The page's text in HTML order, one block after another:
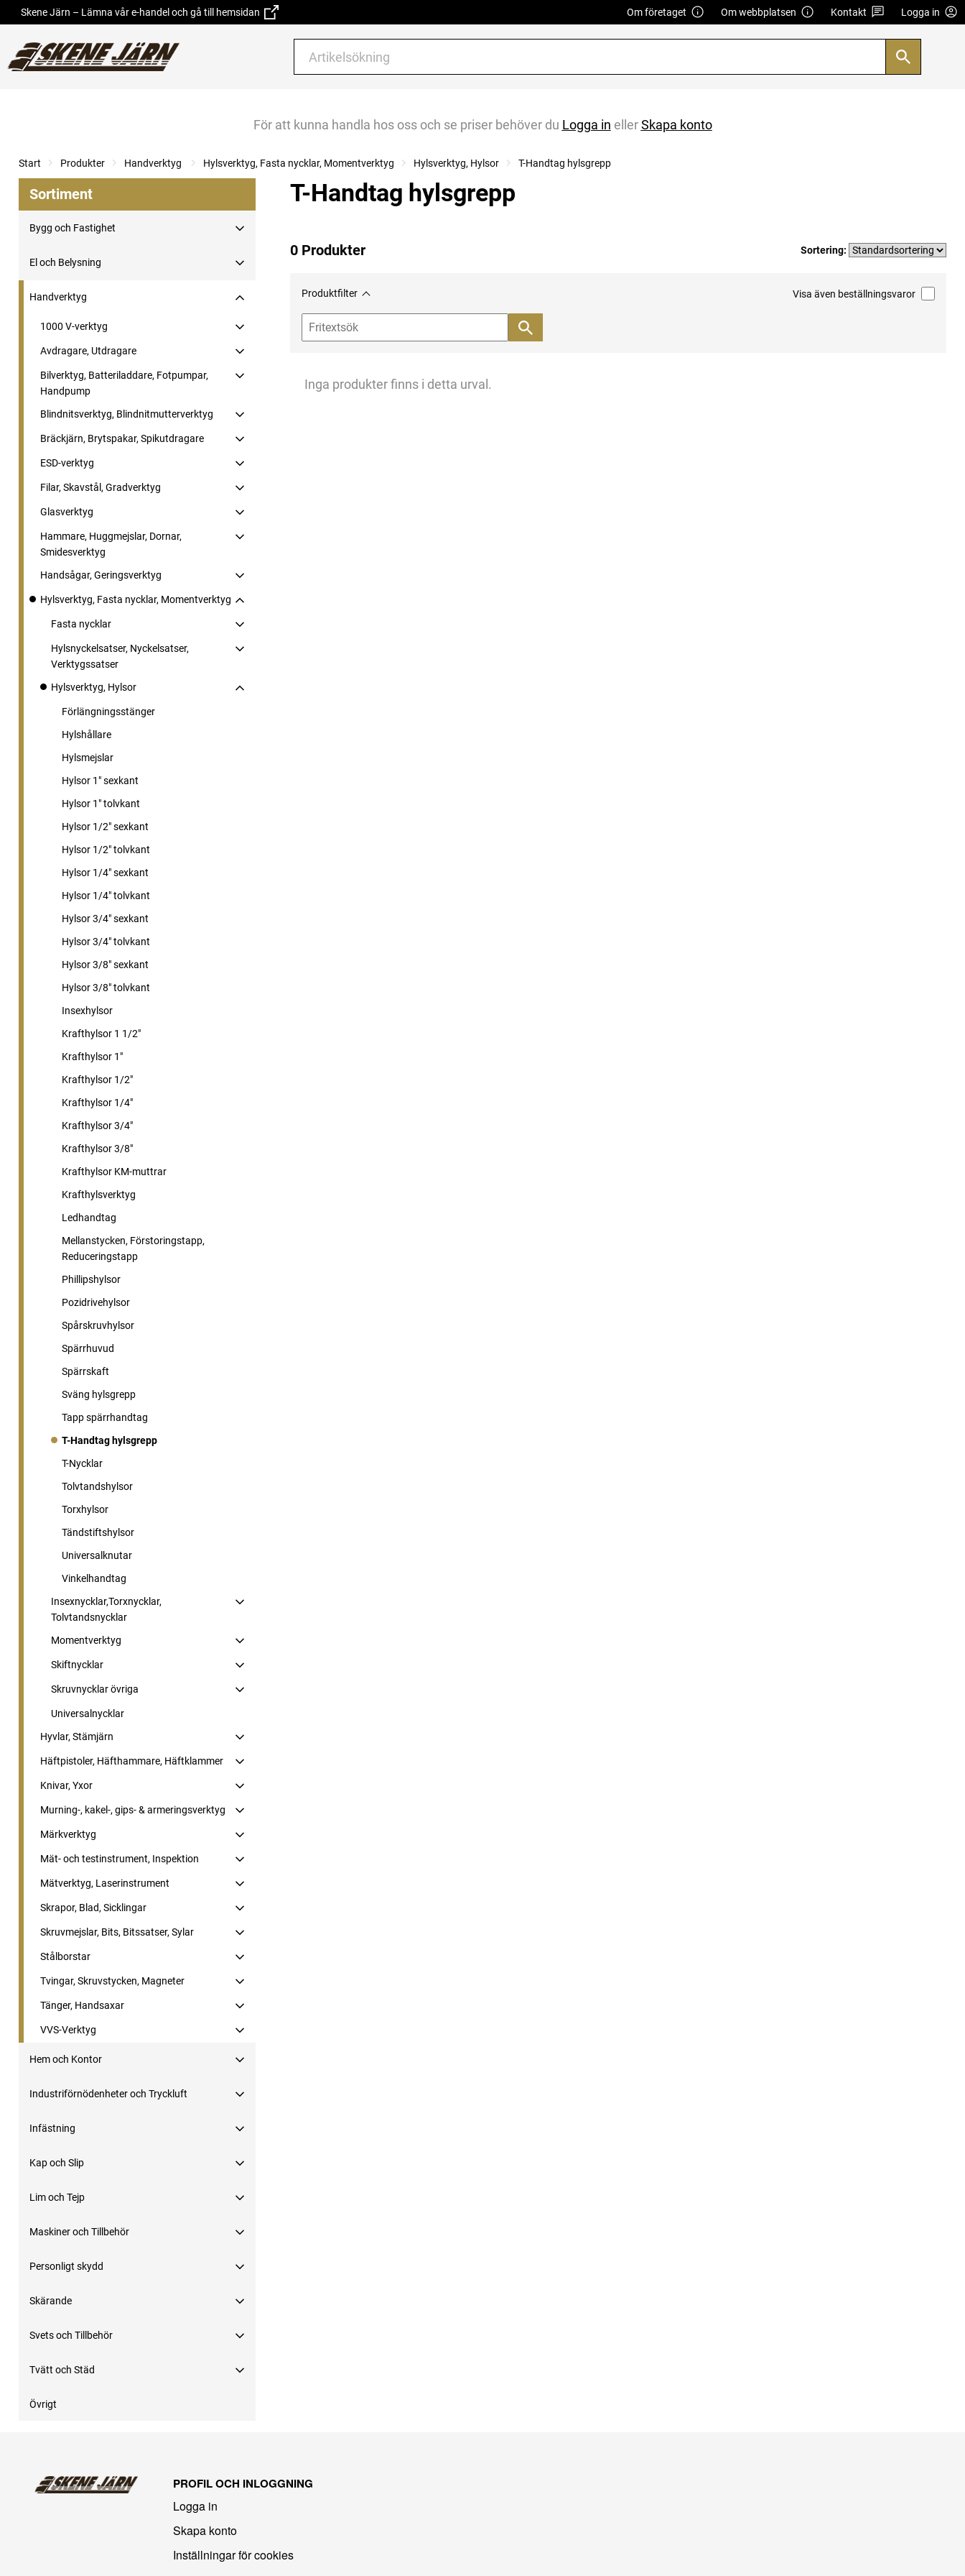
Skene Järn – Lämna vår e-handel och gå till hemsidan Om företaget Om webbplatsen Kontakt Logga in
För att kunna handla hos oss och se priser behöver du Logga in ellerSkapa konto
Start Produkter Handverktyg Hylsverktyg, Fasta nycklar, Momentverktyg Hylsverktyg, Hylsor T-Handtag hylsgrepp
Sortiment
Bygg och Fastighet
El och Belysning
Handverktyg
1000 V-verktyg
Avdragare, Utdragare
Bilverktyg, Batteriladdare, Fotpumpar,
Handpump
Blindnitsverktyg, Blindnitmutterverktyg
Bräckjärn, Brytspakar, Spikutdragare
ESD-verktyg
Filar, Skavstål, Gradverktyg
Glasverktyg
Hammare, Huggmejslar, Dornar,
Smidesverktyg
Handsågar, Geringsverktyg
Hylsverktyg, Fasta nycklar, Momentverktyg
Fasta nycklar
Hylsnyckelsatser, Nyckelsatser,
Verktygssatser
Hylsverktyg, Hylsor
Förlängningsstänger
Hylshållare
Hylsmejslar
Hylsor 1" sexkant
Hylsor 1" tolvkant
Hylsor 1/2" sexkant
Hylsor 1/2" tolvkant
Hylsor 1/4" sexkant
Hylsor 1/4" tolvkant
Hylsor 3/4" sexkant
Hylsor 3/4" tolvkant
Hylsor 3/8" sexkant
Hylsor 3/8" tolvkant
Insexhylsor
Krafthylsor 1 1/2"
Krafthylsor 1"
Krafthylsor 1/2"
Krafthylsor 1/4"
Krafthylsor 3/4"
Krafthylsor 3/8"
Krafthylsor KM-muttrar
Krafthylsverktyg
Ledhandtag
Mellanstycken, Förstoringstapp,
Reduceringstapp
Phillipshylsor
Pozidrivehylsor
Spårskruvhylsor
Spärrhuvud
Spärrskaft
Sväng hylsgrepp
Tapp spärrhandtag
T-Handtag hylsgrepp
T-Nycklar
Tolvtandshylsor
Torxhylsor
Tändstiftshylsor
Universalknutar
Vinkelhandtag
Insexnycklar,Torxnycklar,
Tolvtandsnycklar
Momentverktyg
Skiftnycklar
Skruvnycklar övriga
Universalnycklar
Hyvlar, Stämjärn
Häftpistoler, Häfthammare, Häftklammer
Knivar, Yxor
Murning-, kakel-, gips- & armeringsverktyg
Märkverktyg
Mät- och testinstrument, Inspektion
Mätverktyg, Laserinstrument
Skrapor, Blad, Sicklingar
Skruvmejslar, Bits, Bitssatser, Sylar
Stålborstar
Tvingar, Skruvstycken, Magneter
Tänger, Handsaxar
VVS-Verktyg
Hem och Kontor
Industriförnödenheter och Tryckluft
Infästning
Kap och Slip
Lim och Tejp
Maskiner och Tillbehör
Personligt skydd
Skärande
Svets och Tillbehör
Tvätt och Städ
Övrigt
T-Handtag hylsgrepp
0 Produkter Sortering:
Produktfilter Visa även beställningsvaror
Inga produkter finns i detta urval.
PROFIL OCH INLOGGNING
Logga in
Skapa konto
Inställningar för cookies